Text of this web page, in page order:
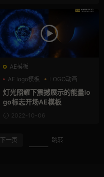
AE模板
AE logo模板
LOGO动画
史诗
灯光照耀下震撼展示的能量lo
go标志开场AE模板
2022-10-06
下一页 跳转